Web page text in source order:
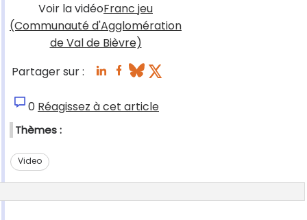
Voir la vidéoFranc jeu
(Communauté d'Agglomération
de Val de Bièvre)
Partager sur :
0 Réagissez à cet article
Thèmes :
Video